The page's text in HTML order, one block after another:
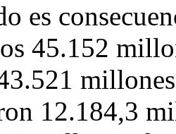
es
45.152
12.184,3